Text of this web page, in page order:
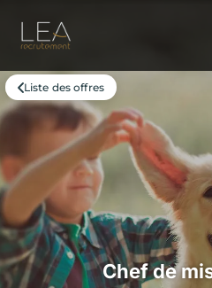
Liste des offres
Chef de